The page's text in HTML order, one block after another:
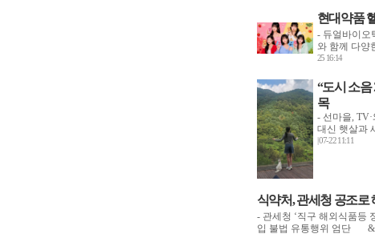
현대약품
- 듀얼바이오
와 함께 다양
25 16:14
“도시 소음
목
- 선마을,
대신 햇살과
| 07-22 11:11
식약처, 관세청 공조로
- 관세청 ‘직구 해외식품등
입 불법 유통행위 엄단